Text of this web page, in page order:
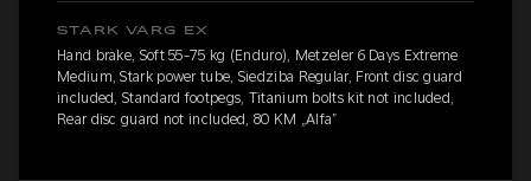
STARK VARG EX
Hand brake, Soft 55-75 kg (Enduro), Metzeler 6 Days Extreme
Medium, Stark power tube, Siedziba Regular, Front disc guard
included, Standard footpegs, Titanium bolts kit not included,
Rear disc guard not included, 80 KM „Alfa”